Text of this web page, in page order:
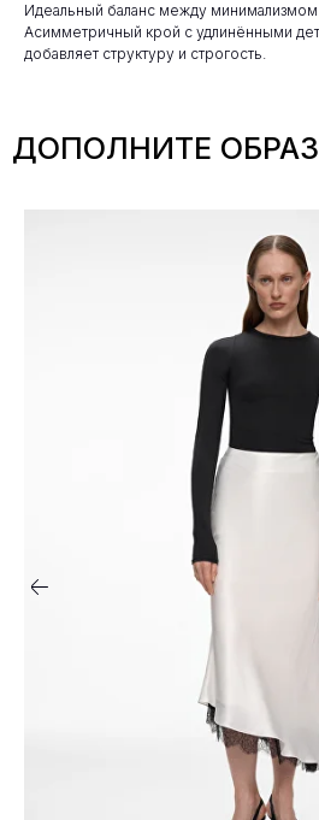
Идеальный баланс между
Асимметричный крой с удлинёнными
добавляет структуру и строгость.
ДОПОЛНИТЕ ОБРАЗ